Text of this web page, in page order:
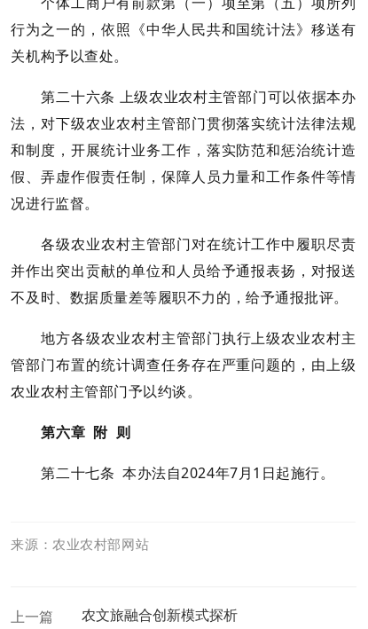
行为之一的，依照《中华人民共和国统计法》移送有
关机构予以查处。
第二十六条 上级农业农村主管部门可以依据本办
法，对下级农业农村主管部门贯彻落实统计法律法规
和制度，开展统计业务工作，落实防范和惩治统计造
假、弄虚作假责任制，保障人员力量和工作条件等情
况进行监督。
各级农业农村主管部门对在统计工作中履职尽责
并作出突出贡献的单位和人员给予通报表扬，对报送
不及时、数据质量差等履职不力的，给予通报批评。
地方各级农业农村主管部门执行上级农业农村主
管部门布置的统计调查任务存在严重问题的，由上级
农业农村主管部门予以约谈。
第六章 附 则
第二十七条 本办法自2024年7月1日起施行。
来源：农业农村部网站
上一篇 农文旅融合创新模式探析